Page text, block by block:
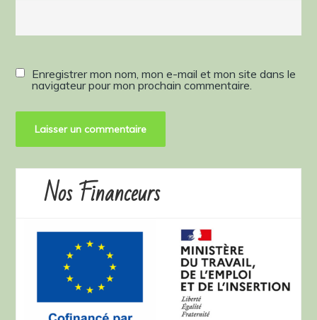
Enregistrer mon nom, mon e-mail et mon site dans le
navigateur pour mon prochain commentaire.
Nos Financeurs